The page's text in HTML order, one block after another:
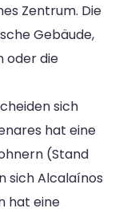
Zentrum. Die
Gebäude,
oder die
sich
hat eine
(Stand
sich Alcalaínos
hat eine